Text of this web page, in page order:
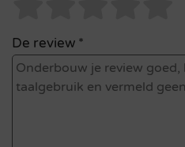
De review *